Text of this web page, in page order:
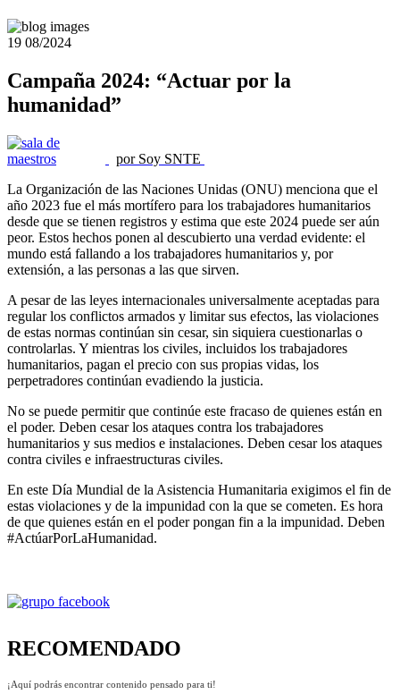
19 08/2024
Campaña 2024: “Actuar por la
humanidad”
por Soy SNTE
La Organización de las Naciones Unidas (ONU) menciona que el
año 2023 fue el más mortífero para los trabajadores humanitarios
desde que se tienen registros y estima que este 2024 puede ser aún
peor. Estos hechos ponen al descubierto una verdad evidente: el
mundo está fallando a los trabajadores humanitarios y, por
extensión, a las personas a las que sirven.
A pesar de las leyes internacionales universalmente aceptadas para
regular los conflictos armados y limitar sus efectos, las violaciones
de estas normas continúan sin cesar, sin siquiera cuestionarlas o
controlarlas. Y mientras los civiles, incluidos los trabajadores
humanitarios, pagan el precio con sus propias vidas, los
perpetradores continúan evadiendo la justicia.
No se puede permitir que continúe este fracaso de quienes están en
el poder. Deben cesar los ataques contra los trabajadores
humanitarios y sus medios e instalaciones. Deben cesar los ataques
contra civiles e infraestructuras civiles.
En este Día Mundial de la Asistencia Humanitaria exigimos el fin de
estas violaciones y de la impunidad con la que se cometen. Es hora
de que quienes están en el poder pongan fin a la impunidad. Deben
#ActúarPorLaHumanidad.
RECOMENDADO
¡Aquí podrás encontrar contenido pensado para ti!